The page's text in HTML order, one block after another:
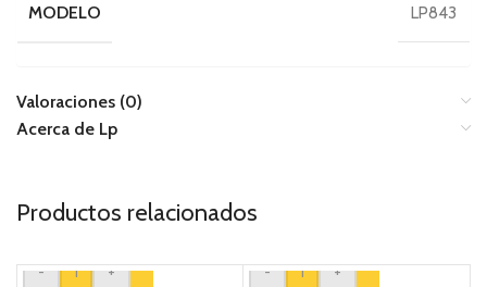
MODELO LP843
Valoraciones (0)
Acerca de Lp
Productos relacionados
-
+
-
+